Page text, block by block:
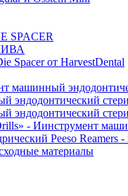
SPACER
Spacer от HarvestDental
машинный
- Иинструмент
Peeso Reamers
материалы